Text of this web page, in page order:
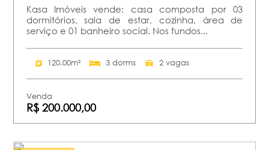
Kasa Imóveis vende: casa composta por 03
dormitórios, sala de estar, cozinha, área de
serviço e 01 banheiro social. Nos fundos...
120.00m² 3 dorms 2 vagas
Venda
R$ 200.000,00